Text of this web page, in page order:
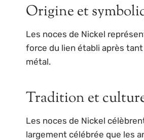
Origine et
Les noces de Nickel
force du lien établi après tant
métal.
Tradition et
Les noces de Nickel
largement célébrée que les